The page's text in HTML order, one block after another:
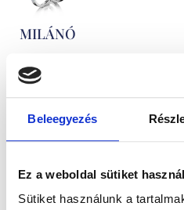
Beleegyezés
Ez a weboldal sütiket használ
Sütiket használunk a
MILÁNÓ
430.500
tól
Gyémántokkal
foglalt
fehérarany
karikagyűrű